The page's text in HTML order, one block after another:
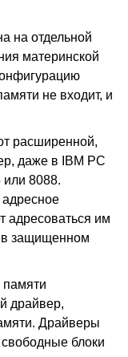
на отдельной
материнской
не входит, и
расширенной,
даже в IBM PC
или 8088.
адресоваться им
в защищенном
памяти
драйвер,
Драйверы
блоки